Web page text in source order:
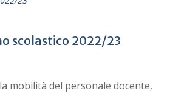
scolastico 2022/23
mobilità del personale docente,